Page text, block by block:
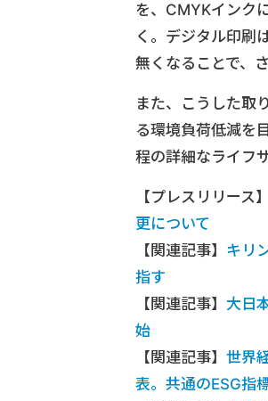
を、CMYKインク
く。デジタル印刷
無くなることで、
また、こうした取
る環境負荷低減を
程の詳細なライフ
【プレスリリース】
更について
【関連記事】 キリ
指す
【関連記事】 大日
始
【関連記事】 世界
表。共通のESG指